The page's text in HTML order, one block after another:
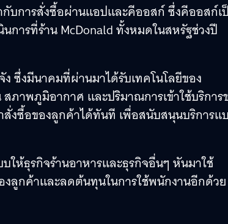
กับการสั่งซื้อผ่านแอปและคีออสก์ ซึ่งคีออสก์เ
การที่ร้าน McDonald ทั้งหมดในสหรัฐช่วงปี
ง ซึ่งมีนาคมที่ผ่านมาได้รับเทคโนโลยีของ
ภาพภูมิอากาศ และปริมาณการเข้าใช้บริการ
งซื้อของลูกค้าได้ทันที เพื่อสนับสนุนบริการแ
ให้ธุรกิจร้านอาหารและธุรกิจอื่นๆ หันมาใช้
งลูกค้าและลดต้นทุนในการใช้พนักงานอีกด้วย